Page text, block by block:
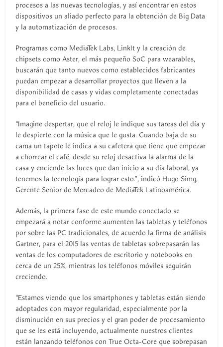
procesos a las nuevas tecnologías, y así encontrar en estos
dispositivos un aliado perfecto para la obtención de Big Data
y la automatización de procesos.
Programas como MediaTek Labs, LinkIt y la creación de
chipsets como Aster, el más pequeño SoC para wearables,
buscarán que tanto nuevos como establecidos fabricantes
puedan empezar a desarrollar proyectos que lleven a la
disponibilidad de casas y vidas completamente conectadas
para el beneficio del usuario.
“Imagine despertar, que el reloj le indique sus tareas del día y
le despierte con la música que le gusta. Cuando baja de su
cama un tapete le indica a su cafetera que tiene que empezar
a chorrear el café, desde su reloj desactiva la alarma de la
casa y enciende las luces que dan inicio a su día laboral, ya
tenemos la tecnología para lograr esto.”, indicó Hugo Simg,
Gerente Senior de Mercadeo de MediaTek Latinoamérica.
Además, la primera fase de este mundo conectado se
empezará a notar conforme aumenten las tabletas y teléfonos
por sobre las PC tradicionales, de acuerdo la firma de análisis
Gartner, para el 2015 las ventas de tabletas sobrepasarán las
ventas de los computadores de escritorio y notebooks en
cerca de un 25%, mientras los teléfonos móviles seguirán
creciendo.
“Estamos viendo que los smartphones y tabletas están siendo
adoptados con mayor regularidad, especialmente por la
disminución en sus precios y el gran poder de procesamiento
que se les está incluyendo, actualmente nuestros clientes
están lanzando teléfonos con True Octa-Core que sobrepasan